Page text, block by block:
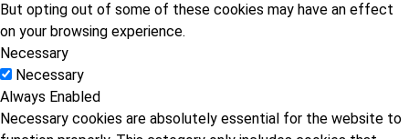
But opting out of some of these cookies may have an effect
on your browsing experience.
Necessary
Necessary
Always Enabled
Necessary cookies are absolutely essential for the website to